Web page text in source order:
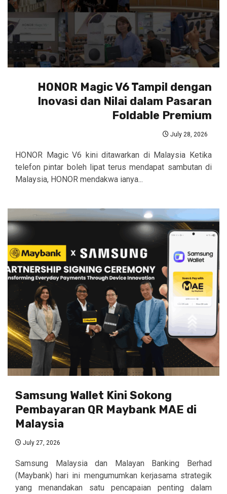
HONOR Magic V6 Tampil dengan
Inovasi dan Nilai dalam Pasaran
Foldable Premium
July 28, 2026
HONOR Magic V6 kini ditawarkan di Malaysia Ketika
telefon pintar boleh lipat terus mendapat sambutan di
Malaysia, HONOR mendakwa ianya...
Samsung Wallet Kini Sokong
Pembayaran QR Maybank MAE di
Malaysia
July 27, 2026
Samsung Malaysia dan Malayan Banking Berhad
(Maybank) hari ini mengumumkan kerjasama strategik
yang menandakan satu pencapaian penting dalam